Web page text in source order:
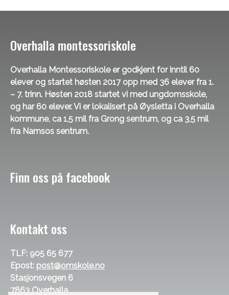
Overhalla montessoriskole
Overhalla Montessoriskole er godkjent for inntil 60
elever og startet høsten 2017 opp med 36 elever fra 1.
– 7. trinn. Høsten 2018 startet vi med ungdomsskole,
og har 60 elever. Vi er lokalisert på Øysletta i Overhalla
kommune, ca 1,5 mil fra Grong sentrum, og ca 3,5 mil
fra Namsos sentrum.
Finn oss på facebook
Kontakt oss
TLF: 905 65 677
Epost: post@omskole.no
Stasjonsvegen 6
7863 Overhalla